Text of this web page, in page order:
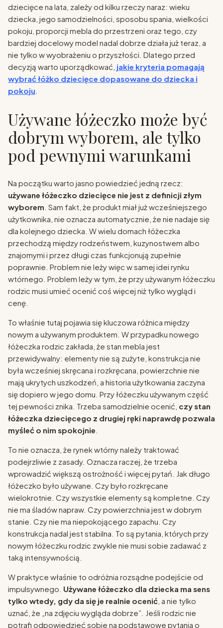
dziecięce na lata, zależy od kilku rzeczy naraz: wieku
dziecka, jego samodzielności, sposobu spania, wielkości
pokoju, proporcji mebla do przestrzeni oraz tego, czy
bardziej docelowy model nadal dobrze działa już teraz, a
nie tylko w wyobrażeniu o przyszłości. Dlatego przed
decyzją warto uporządkować, jakie kryteria pomagają
wybrać łóżko dziecięce dopasowane do dziecka i
pokoju
Używane łóżeczko może być
dobrym wyborem, ale tylko
pod pewnymi warunkami
Na początku warto jasno powiedzieć jedną rzecz:
używane łóżeczko dziecięce nie jest z definicji złym
wyborem . Sam fakt, że produkt miał już wcześniejszego
użytkownika, nie oznacza automatycznie, że nie nadaje się
dla kolejnego dziecka. W wielu domach łóżeczka
przechodzą między rodzeństwem, kuzynostwem albo
znajomymi i przez długi czas funkcjonują zupełnie
poprawnie. Problem nie leży więc w samej idei rynku
wtórnego. Problem leży w tym, że przy używanym łóżeczku
rodzic musi umieć ocenić coś więcej niż tylko wygląd i
cenę.
To właśnie tutaj pojawia się kluczowa różnica między
nowym a używanym produktem. W przypadku nowego
łóżeczka rodzic zakłada, że stan mebla jest
przewidywalny: elementy nie są zużyte, konstrukcja nie
była wcześniej skręcana i rozkręcana, powierzchnie nie
mają ukrytych uszkodzeń, a historia użytkowania zaczyna
się dopiero w jego domu. Przy łóżeczku używanym część
tej pewności znika. Trzeba samodzielnie ocenić, czy stan
łóżeczka dziecięcego z drugiej ręki naprawdę pozwala
myśleć o nim spokojnie
To nie oznacza, że rynek wtórny należy traktować
podejrzliwie z zasady. Oznacza raczej, że trzeba
wprowadzić większą ostrożność i więcej pytań. Jak długo
łóżeczko było używane. Czy było rozkręcane
wielokrotnie. Czy wszystkie elementy są kompletne. Czy
nie ma śladów napraw. Czy powierzchnia jest w dobrym
stanie. Czy nie ma niepokojącego zapachu. Czy
konstrukcja nadal jest stabilna. To są pytania, których przy
nowym łóżeczku rodzic zwykle nie musi sobie zadawać z
taką intensywnością.
W praktyce właśnie to odróżnia rozsądne podejście od
impulsywnego. Używane łóżeczko dla dziecka ma sens
tylko wtedy, gdy da się je realnie ocenić , a nie tylko
uznać, że „na zdjęciu wygląda dobrze”. Jeśli rodzic nie
potrafi odpowiedzieć sobie na podstawowe pytania o